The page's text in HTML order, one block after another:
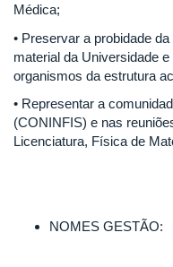
Médica;
• Preservar a probidade
material da Universidade
organismos da estrutura
• Representar a
(CONINFIS) e nas
Licenciatura, Física de
NOMES GESTÃO: